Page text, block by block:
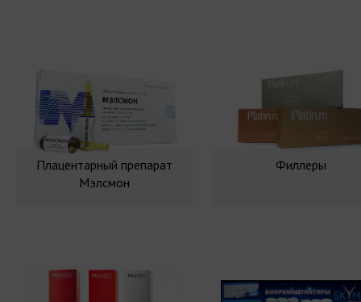
Плацентарный препарат
Мэлсмон
Филлеры